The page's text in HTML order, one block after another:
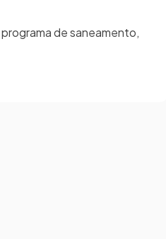
de saneamento,